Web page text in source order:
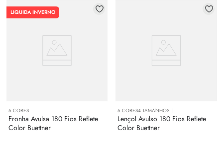
LIQUIDA INVERNO
6CORES
Fronha Avulsa 180 Fios Reflete
Color Buettner
6 CORES4 TAMANHOS
Lençol Avulso 180 Fios Reflete
Color Buettner